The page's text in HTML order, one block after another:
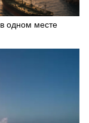
одном месте